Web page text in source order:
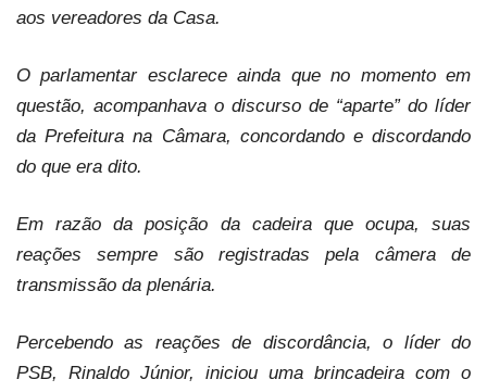
aos vereadores da Casa.
O parlamentar esclarece ainda que no momento em
questão, acompanhava o discurso de “aparte” do líder
da Prefeitura na Câmara, concordando e discordando
do que era dito.
Em razão da posição da cadeira que ocupa, suas
reações sempre são registradas pela câmera de
transmissão da plenária.
Percebendo as reações de discordância, o líder do
PSB, Rinaldo Júnior, iniciou uma brincadeira com o